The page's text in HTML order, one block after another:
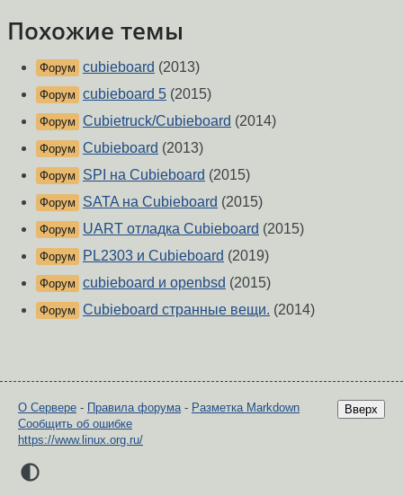
Похожие темы
Форум cubieboard (2013)
Форум cubieboard 5 (2015)
Форум Cubietruck/Cubieboard (2014)
Форум Cubieboard (2013)
Форум SPI на Cubieboard (2015)
Форум SATA на Cubieboard (2015)
Форум UART отладка Cubieboard (2015)
Форум PL2303 и Cubieboard (2019)
Форум cubieboard и openbsd (2015)
Форум Cubieboard странные вещи. (2014)
Вверх
О Сервере - Правила форума- Разметка Markdown
Сообщить об ошибке
https://www.linux.org.ru/